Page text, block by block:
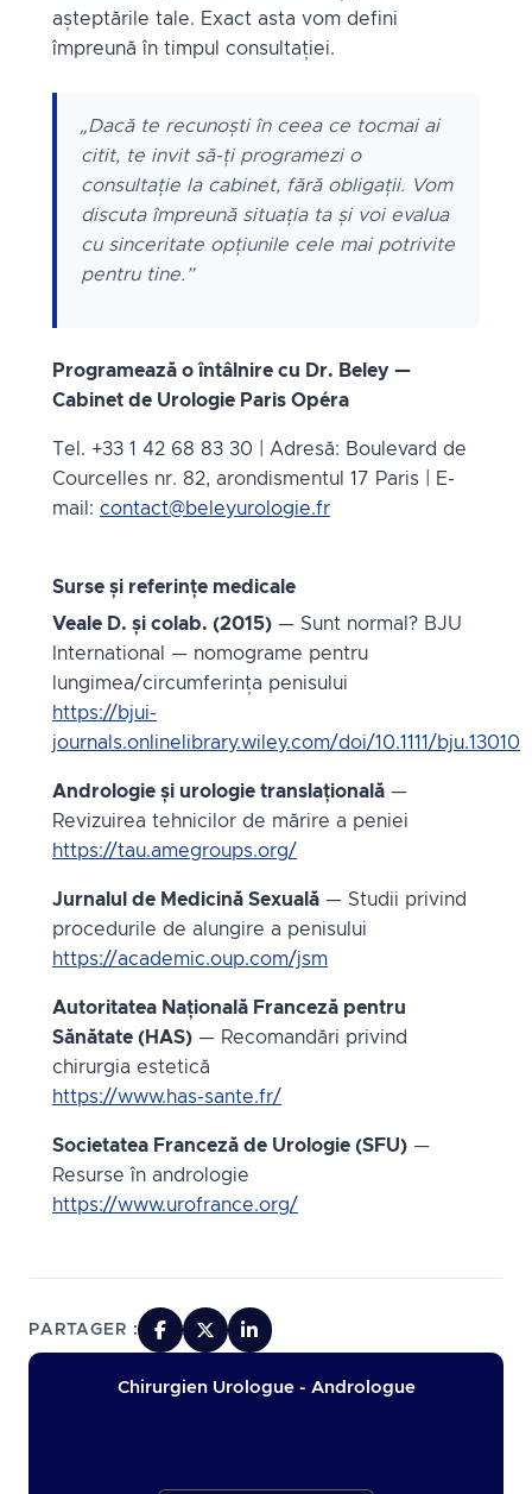
așteptările tale. Exact asta vom defini
împreună în timpul consultației.
„Dacă te recunoști în ceea ce tocmai ai
citit, te invit să-ți programezi o
consultație la cabinet, fără obligații. Vom
discuta împreună situația ta și voi evalua
cu sinceritate opțiunile cele mai potrivite
pentru tine.”
Programează o întâlnire cu Dr. Beley —
Cabinet de Urologie Paris Opéra
Tel. +33 1 42 68 83 30 | Adresă: Boulevard de
Courcelles nr. 82, arondismentul 17 Paris | E-
mail: contact@beleyurologie.fr
Surse și referințe medicale
Veale D. și colab. (2015) — Sunt normal? BJU
International — nomograme pentru
lungimea/circumferința penisului
https://bjui-
journals.onlinelibrary.wiley.com/doi/10.1111/bju.13010
Andrologie și urologie translațională —
Revizuirea tehnicilor de mărire a peniei
https://tau.amegroups.org/
Jurnalul de Medicină Sexuală — Studii privind
procedurile de alungire a penisului
https://academic.oup.com/jsm
Autoritatea Națională Franceză pentru
Sănătate (HAS) — Recomandări privind
chirurgia estetică
https://www.has-sante.fr/
Societatea Franceză de Urologie (SFU) —
Resurse în andrologie
https://www.urofrance.org/
PARTAGER :
Chirurgien Urologue - Andrologue